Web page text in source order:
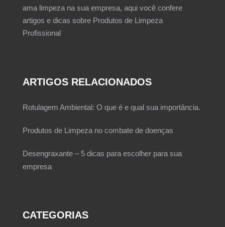
ama limpeza na sua empresa, aqui você confere
artigos e dicas sobre Produtos de Limpeza
Profissional
ARTIGOS RELACIONADOS
Rotulagem Ambiental: O que é e qual sua importância.
Produtos de Limpeza no combate de doenças
Desengraxante – 5 dicas para escolher para sua
empresa
CATEGORIAS